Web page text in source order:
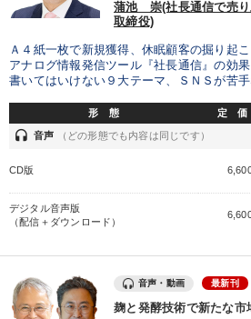
【2026年7月】音声・映像ご案内商品
最新トレンドと時代の潮流を押さえる
タル版（音声／動画ストリーミング・ダ
会社のパフォーマンスを高める講話
最新刊・戦略参謀ChatGPT実戦法と中
【4月】音声・映像
経営者のための《音声・動画で学ぶ》講
蒲池 崇(社長通信で売
取締役)
Ａ４紙一枚で新規獲得、休眠顧客の掘り起
アナログ情報発信ツール『社長通信』の効
書いてはいけない９大テーマ、ＳＮＳが苦
形 態 定 価
headset 音声 （どの形態でも内容は同じです）
CD版
デジタル音声版
（配信＋ダウンロード）
音声・動画 最新刊
麹と発酵技術で新たな市